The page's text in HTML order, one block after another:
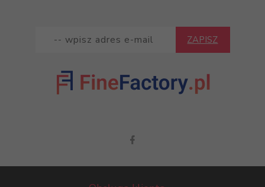
ZAPISZ